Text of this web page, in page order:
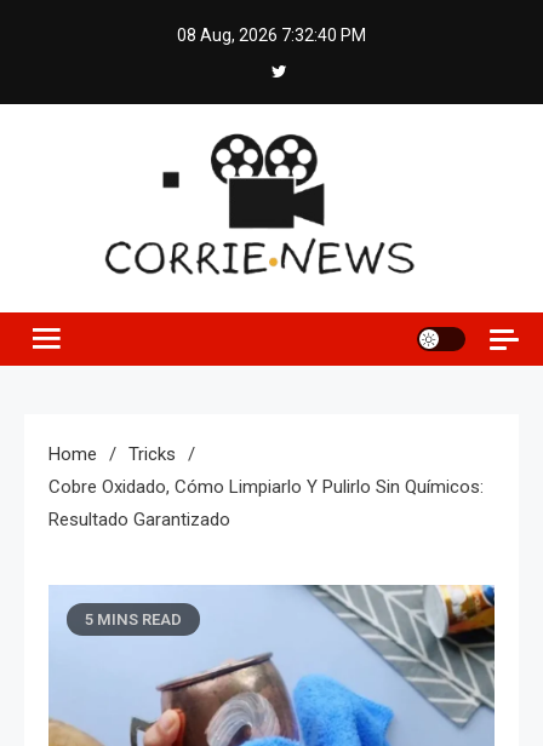
08 Aug, 2026 7:32:41 PM
Home
Tricks
Cobre Oxidado, Cómo Limpiarlo Y Pulirlo Sin Químicos:
Resultado Garantizado
5 MINS READ